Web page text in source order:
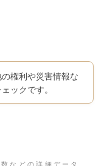
権利や災害情報な
ックです。
などの詳細データ